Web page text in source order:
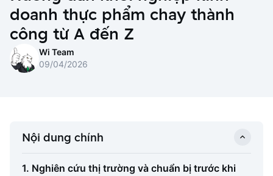
WiOn E-commerce
WiOn F&B
WiOn Dental
CRM
Thiết kế website
Cùng WiOn
Báo chí
Đối tác
Wi Team
Liên hệ
doanh thực phẩm chay thành
công từ A đến Z
Wi Team
09/04/2026
Nội dung chính
1. Nghiên cứu thị trường và chuẩn bị trước khi